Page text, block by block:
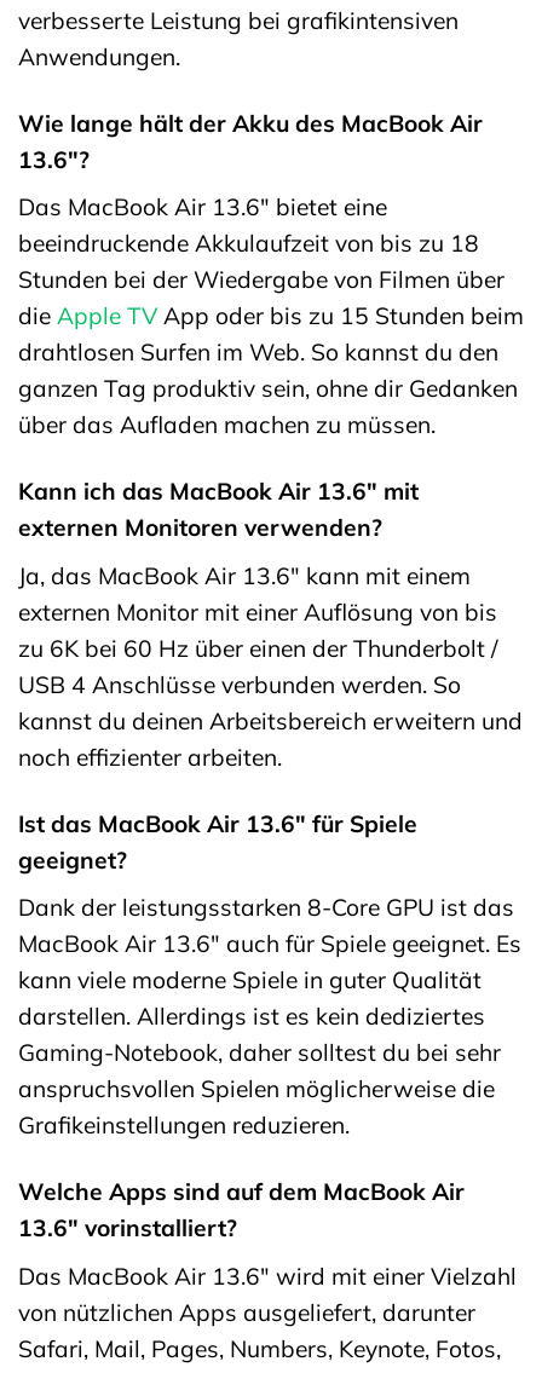
verbesserte Leistung bei grafikintensiven
Anwendungen.
Wie lange hält der Akku des MacBook Air
13.6″?
Das MacBook Air 13.6″ bietet eine
beeindruckende Akkulaufzeit von bis zu 18
Stunden bei der Wiedergabe von Filmen über
die Apple TVApp oder bis zu 15 Stunden beim
drahtlosen Surfen im Web. So kannst du den
ganzen Tag produktiv sein, ohne dir Gedanken
über das Aufladen machen zu müssen.
Kann ich das MacBook Air 13.6″ mit
externen Monitoren verwenden?
Ja, das MacBook Air 13.6″ kann mit einem
externen Monitor mit einer Auflösung von bis
zu 6K bei 60 Hz über einen der Thunderbolt /
USB 4 Anschlüsse verbunden werden. So
kannst du deinen Arbeitsbereich erweitern und
noch effizienter arbeiten.
Ist das MacBook Air 13.6″ für Spiele
geeignet?
Dank der leistungsstarken 8-Core GPU ist das
MacBook Air 13.6″ auch für Spiele geeignet. Es
kann viele moderne Spiele in guter Qualität
darstellen. Allerdings ist es kein dediziertes
Gaming-Notebook, daher solltest du bei sehr
anspruchsvollen Spielen möglicherweise die
Grafikeinstellungen reduzieren.
Welche Apps sind auf dem MacBook Air
13.6″ vorinstalliert?
Das MacBook Air 13.6″ wird mit einer Vielzahl
von nützlichen Apps ausgeliefert, darunter
Safari, Mail, Pages, Numbers, Keynote, Fotos,